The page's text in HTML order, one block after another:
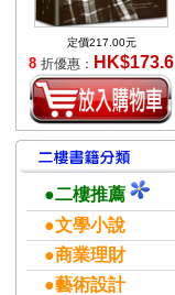
定價217.00元
8 折優惠： HK$173.6
●二樓推薦
●文學小說
●商業理財
●藝術設計